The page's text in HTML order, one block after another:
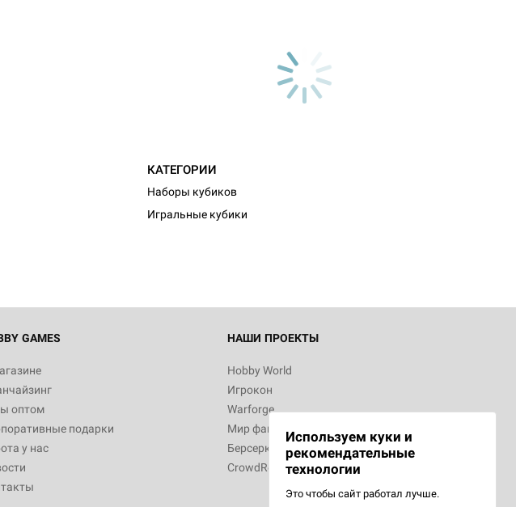
КАТЕГОРИИ
Наборы кубиков
Игральные кубики
GAMES
оптом
подарки
у нас
НАШИ ПРОЕКТЫ
Hobby World
Игрокон
Warforge
Мир фантастики
Берсерк
CrowdRepublic
Используем куки и
рекомендательные
технологии
Это чтобы сайт работал лучше.